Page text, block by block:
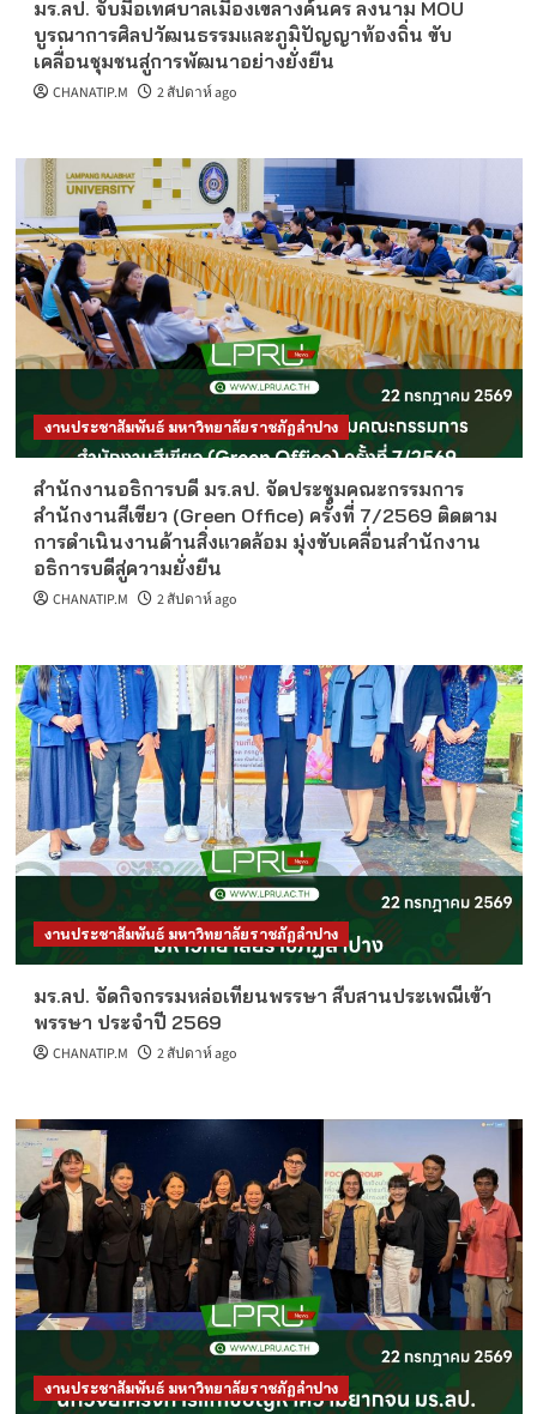
มร.ลป. จับมือเทศบาลเมืองเขลางค์นคร ลงนาม MOU
บูรณาการศิลปวัฒนธรรมและภูมิปัญญาท้องถิ่น ขับ
เคลื่อนชุมชนสู่การพัฒนาอย่างยั่งยืน
CHANATIP.M 2 สัปดาห์ ago
งานประชาสัมพันธ์ มหาวิทยาลัยราชภัฏลำปาง
สำนักงานอธิการบดี มร.ลป. จัดประชุมคณะกรรมการ
สำนักงานสีเขียว (Green Office) ครั้งที่ 7/2569 ติดตาม
การดำเนินงานด้านสิ่งแวดล้อม มุ่งขับเคลื่อนสำนักงาน
อธิการบดีสู่ความยั่งยืน
CHANATIP.M 2 สัปดาห์ ago
งานประชาสัมพันธ์ มหาวิทยาลัยราชภัฏลำปาง
มร.ลป. จัดกิจกรรมหล่อเทียนพรรษา สืบสานประเพณีเข้า
พรรษา ประจำปี 2569
CHANATIP.M 2 สัปดาห์ ago
งานประชาสัมพันธ์ มหาวิทยาลัยราชภัฏลำปาง